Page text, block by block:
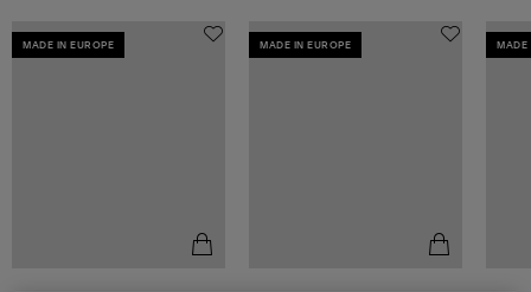
MADE IN EUROPE MADE IN EUROPE MADE